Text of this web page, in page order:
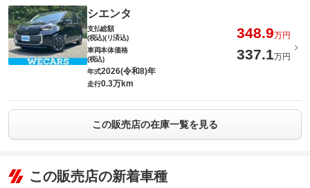
シエンタ
支払総額
(税込)(リ済込)
348.9万円
車両本体価格
(税込)
337.1万円
年式2026(令和8)年
走行0.3万km
この販売店の在庫一覧を見る
この販売店の新着車種